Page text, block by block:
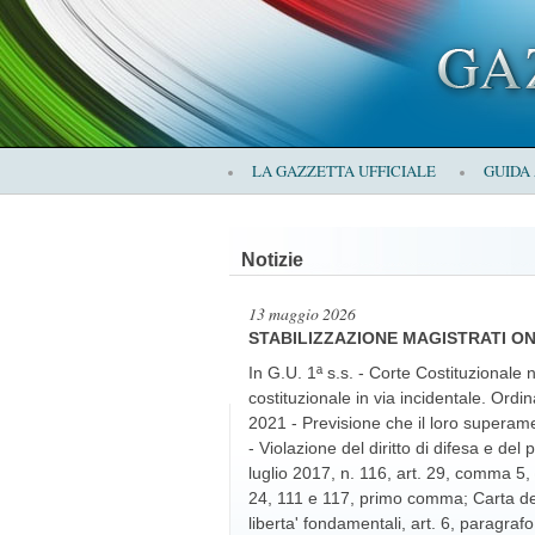
LA GAZZETTA UFFICIALE GUIDA
×
GAZZETTA
UFFICIALE
Notizie
13 maggio 2026
STABILIZZAZIONE MAGISTRATI
In G.U. 1ª s.s. - Corte Costituzionale
costituzionale in via incidentale.
2021 - Previsione che il loro
- Violazione del diritto di difesa e del
luglio 2017, n. 116, art. 29, comma
24, 111 e 117, primo comma; Carta
liberta' fondamentali, art. 6, paragrafo